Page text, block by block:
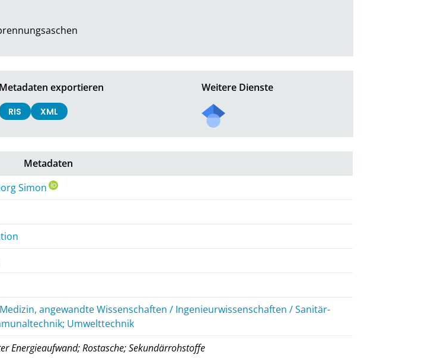
Metadaten exportieren
RIS XML
Weitere Dienste
Metadaten
Simon
angewandte Wissenschaften / Ingenieurwissenschaften / Sanitär-
Umwelttechnik
Energieaufwand; Rostasche; Sekundärrohstoffe